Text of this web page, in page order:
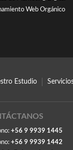
Web Orgánico
Estudio
+56 9 9939 1445
+56 9 9939 1442